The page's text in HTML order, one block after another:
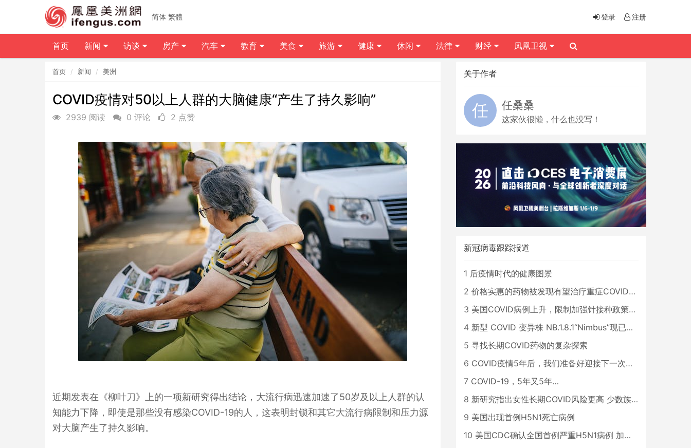
首页 新闻 美洲
COVID疫情对50以上人群的大脑健康“产生了持久影响”
2939 阅读 0 评论 2 点赞
近期发表在《柳叶刀》上的一项新研究得出结论，大流行病迅速加速了50岁及以上人群的认
知能力下降，即使是那些没有感染COVID-19的人，这表明封锁和其它大流行病限制和压力源
对大脑产生了持久影响。
关于作者
任桑桑
这家伙很懒，什么也没写！
新冠病毒跟踪报道
1 后疫情时代的健康图景
2 价格实惠的药物被发现有望治疗重症COVID患者
3 美国COVID病例上升，限制加强针接种政策即将出台
4 新型 COVID 变异株 NB.1.8.1“Nimbus”现已在美国占据主导地位
5 寻找长期COVID药物的复杂探索
6 COVID疫情5年后，我们准备好迎接下一次大流行了吗？
7 COVID-19，5年又5年…
8 新研究指出女性长期COVID风险更高 少数族裔儿童存在差异
9 美国出现首例H5N1死亡病例
10 美国CDC确认全国首例严重H5N1病例 加州进入紧急状态
简体 繁體 登录 注册
首页 新闻 访谈 房产 汽车 教育 美食 旅游 健康 休闲 法律 财经 凤凰卫视